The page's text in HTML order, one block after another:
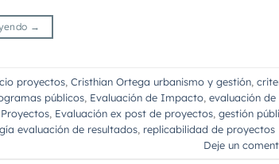
→
proyectos Cristhian Ortega urbanismo y gestión
públicos Evaluación de Impacto evaluación de
Evaluación ex post de proyectos gestión
evaluación de resultados replicabilidad de proyectos
Deje un